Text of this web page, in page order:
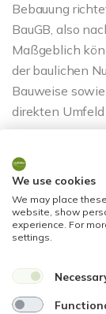
Bebauung
BauGB, also
Maßgeblich
der baulichen
Bauweise
direkten Umfeld
Hinweis: Die
angeboten. Das
und derzeit
Baugrundstück
Bebauungs-,
eigenständig
prüfen.
We use cookies
We may place
website, show
experience. For
settings.